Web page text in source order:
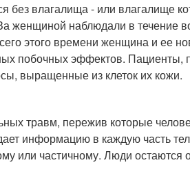
без влагалища - или влагалище
женщиной наблюдали в течение
этого времени женщина и ее
побочных эффектов. Пациенты,
выращенные из клеток их кожи.
травм, пережив которые
информацию в каждую часть
или частичному. Люди остаются